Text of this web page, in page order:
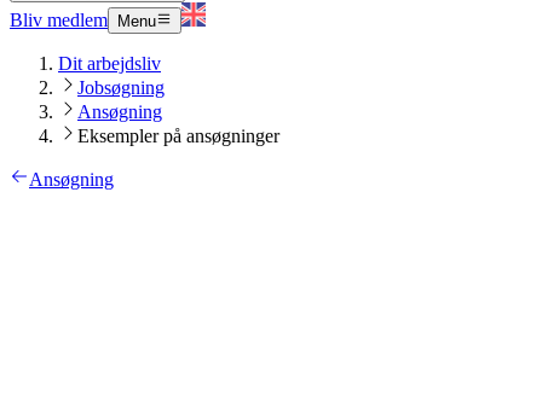
Bliv medlem
Menu
Dit arbejdsliv
Jobsøgning
Ansøgning
Eksempler på ansøgninger
Ansøgning